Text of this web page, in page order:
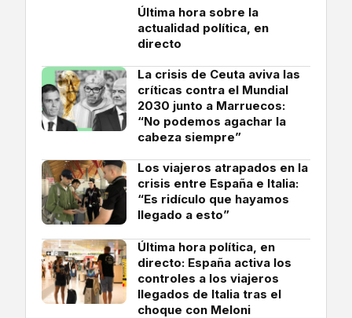
Última hora sobre la
actualidad política, en
directo
La crisis de Ceuta aviva las
críticas contra el Mundial
2030 junto a Marruecos:
“No podemos agachar la
cabeza siempre”
Los viajeros atrapados en la
crisis entre España e Italia:
“Es ridículo que hayamos
llegado a esto”
Última hora política, en
directo: España activa los
controles a los viajeros
llegados de Italia tras el
choque con Meloni